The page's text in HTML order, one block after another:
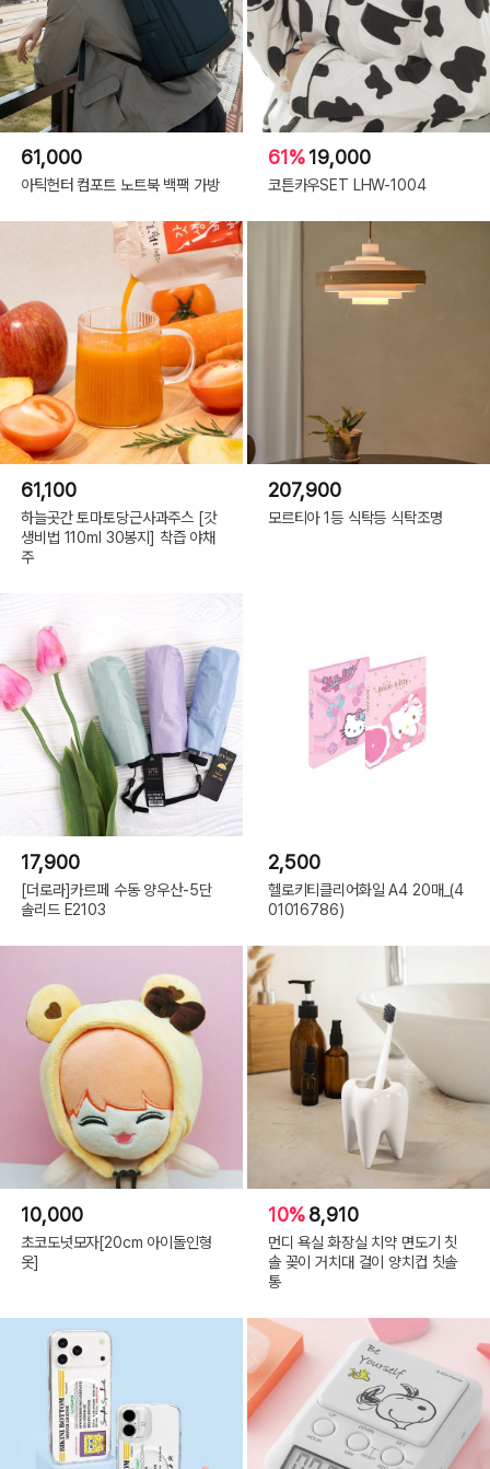
61,000
아틱헌터 컴포트 노트북 백팩 가방
61%19,000
코튼카우SET LHW-1004
61,100
하늘곳간 토마토당근사과주스 [갓
생비법 110ml 30봉지] 착즙 야채
주
207,900
모르티아 1등 식탁등 식탁조명
17,900
[더로라]카르페 수동 양우산-5단
솔리드 E2103
2,500
헬로키티클리어화일 A4 20매_(4
01016786)
10,000
초코도넛모자[20cm 아이돌인형
옷]
10%8,910
먼디 욕실 화장실 치약 면도기 칫
솔 꽂이 거치대 걸이 양치컵 칫솔
통